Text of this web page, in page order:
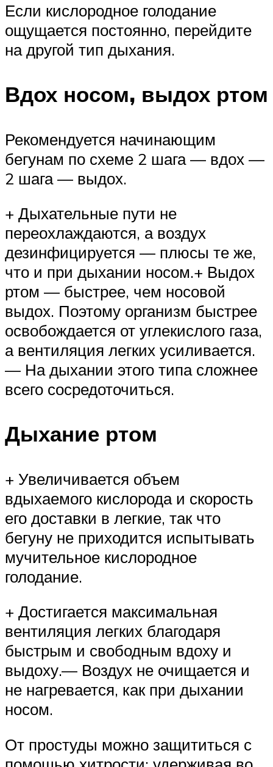
Если кислородное голодание
ощущается постоянно, перейдите
на другой тип дыхания.
Вдох носом, выдох ртом
Рекомендуется начинающим
бегунам по схеме 2 шага — вдох —
2 шага — выдох.
+ Дыхательные пути не
переохлаждаются, а воздух
дезинфицируется — плюсы те же,
что и при дыхании носом.+ Выдох
ртом — быстрее, чем носовой
выдох. Поэтому организм быстрее
освобождается от углекислого газа,
а вентиляция легких усиливается.
— На дыхании этого типа сложнее
всего сосредоточиться.
Дыхание ртом
+ Увеличивается объем
вдыхаемого кислорода и скорость
его доставки в легкие, так что
бегуну не приходится испытывать
мучительное кислородное
голодание.
+ Достигается максимальная
вентиляция легких благодаря
быстрым и свободным вдоху и
выдоху.— Воздух не очищается и
не нагревается, как при дыхании
носом.
От простуды можно защититься с